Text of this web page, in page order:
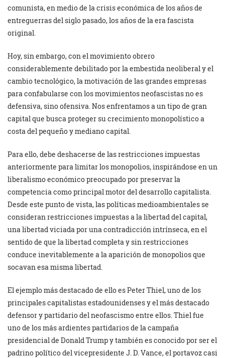
comunista, en medio de la crisis económica de los años de
entreguerras del siglo pasado, los años de la era fascista
original.
Hoy, sin embargo, con el movimiento obrero
considerablemente debilitado por la embestida neoliberal y el
cambio tecnológico, la motivación de las grandes empresas
para confabularse con los movimientos neofascistas no es
defensiva, sino ofensiva. Nos enfrentamos a un tipo de gran
capital que busca proteger su crecimiento monopolístico a
costa del pequeño y mediano capital.
Para ello, debe deshacerse de las restricciones impuestas
anteriormente para limitar los monopolios, inspirándose en un
liberalismo económico preocupado por preservar la
competencia como principal motor del desarrollo capitalista.
Desde este punto de vista, las políticas medioambientales se
consideran restricciones impuestas a la libertad del capital,
una libertad viciada por una contradicción intrínseca, en el
sentido de que la libertad completa y sin restricciones
conduce inevitablemente a la aparición de monopolios que
socavan esa misma libertad.
El ejemplo más destacado de ello es Peter Thiel, uno de los
principales capitalistas estadounidenses y el más destacado
defensor y partidario del neofascismo entre ellos. Thiel fue
uno de los más ardientes partidarios de la campaña
presidencial de Donald Trump y también es conocido por ser el
padrino político del vicepresidente J. D. Vance, el portavoz casi